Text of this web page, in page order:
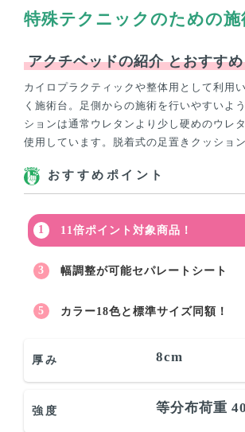
特殊テクニックのための
アクチベッドの紹介 とおすす
カイロプラクティックや整体用として利用
く施術台。足側からの施術を行いやすいよ
ションは通常ウレタンより少し硬めのウレ
使用しています。脱着式の足置きクッション
おすすめポイント
11倍ポイント対象商品！
幅調整が可能セパレートシート
カラー18色と標準サイズ同額！
厚み 8cm
強度 等分布荷重